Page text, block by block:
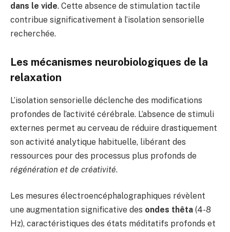
dans le vide. Cette absence de stimulation tactile
contribue significativement à l’isolation sensorielle
recherchée.
Les mécanismes neurobiologiques de la
relaxation
L’isolation sensorielle déclenche des modifications
profondes de l’activité cérébrale. L’absence de stimuli
externes permet au cerveau de réduire drastiquement
son activité analytique habituelle, libérant des
ressources pour des processus plus profonds de
régénération et de créativité.
Les mesures électroencéphalographiques révèlent
une augmentation significative des ondes thêta (4-8
Hz), caractéristiques des états méditatifs profonds et